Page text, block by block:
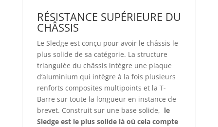
RÉSISTANCE SUPÉRIEURE DU
CHÂSSIS
Le Sledge est conçu pour avoir le châssis le
plus solide de sa catégorie. La structure
triangulée du châssis intègre une plaque
d’aluminium qui intègre à la fois plusieurs
renforts composites multipoints et la T-
Barre sur toute la longueur en instance de
brevet. Construit sur une base solide, le
Sledge est le plus solide là où cela compte